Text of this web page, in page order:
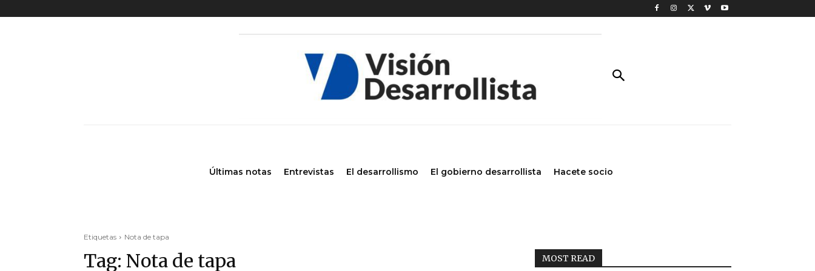
Últimas notas Entrevistas El desarrollismo El gobierno desarrollista Hacete socio
Etiquetas Nota de tapa
Tag: Nota de tapa MOST READ